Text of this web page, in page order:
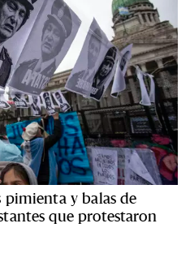
pimienta y balas de
que protestaron